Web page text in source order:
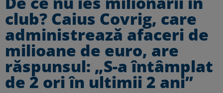
club? Caius Covrig, care
administrează afaceri de
milioane de euro, are
răspunsul: „S-a întâmplat
de 2 ori în ultimii 2 ani”